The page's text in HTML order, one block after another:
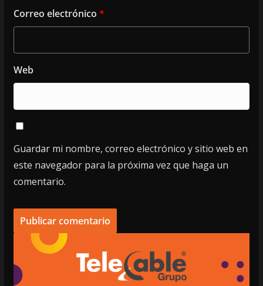
Correo electrónico *
Web
Guardar mi nombre, correo electrónico y sitio web en
este navegador para la próxima vez que haga un
comentario.